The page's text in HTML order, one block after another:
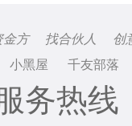
金方 找合伙人
创
小黑屋 千友部落
务热线